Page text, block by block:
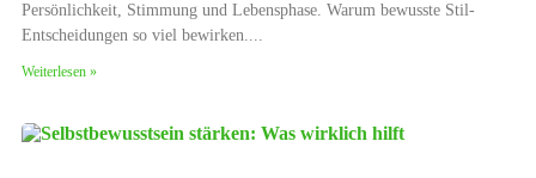
Persönlichkeit, Stimmung und Lebensphase. Warum bewusste Stil-
Entscheidungen so viel bewirken.
Weiterlesen »